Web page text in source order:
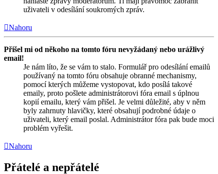
uživateli v odesílání soukromých zpráv.
Nahoru
Přišel mi od někoho na tomto fóru nevyžádaný nebo urážlivý
email!
Je nám líto, že se vám to stalo. Formulář pro odesílání emailů
používaný na tomto fóru obsahuje obranné mechanismy,
pomocí kterých můžeme vystopovat, kdo posílá takové
emaily, proto pošlete administrátorovi fóra email s úplnou
kopií emailu, který vám přišel. Je velmi důležité, aby v něm
byly zahrnuty hlavičky, které obsahují podrobné údaje o
uživateli, který email poslal. Administrátor fóra pak bude moci
problém vyřešit.
Nahoru
Přátelé a nepřátelé